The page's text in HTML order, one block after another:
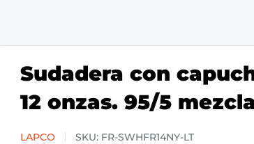
Sudadera con
12 onzas. 95/5
LAPCO SKU: FR-SWHFR14NY-LT